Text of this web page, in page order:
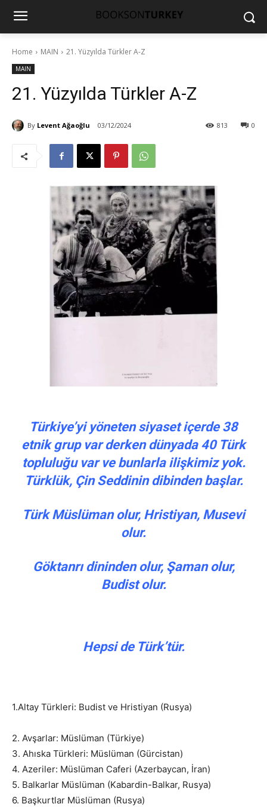
Home MAIN 21. Yüzyılda Türkler A-Z
MAIN
21. Yüzyılda Türkler A-Z
By Levent Ağaoğlu 03/12/2024 0
813
Türkiye’yi yöneten siyaset içerde 38
etnik grup var derken dünyada 40 Türk
topluluğu var ve bunlarla ilişkimiz yok.
Türklük, Çin Seddinin dibinden başlar.
Türk Müslüman olur, Hristiyan, Musevi
olur.
Göktanrı dininden olur, Şaman olur,
Budist olur.
Hepsi de Türk’tür.
1.Altay Türkleri: Budist ve Hristiyan (Rusya)
2. Avşarlar: Müslüman (Türkiye)
3. Ahıska Türkleri: Müslüman (Gürcistan)
4. Azeriler: Müslüman Caferi (Azerbaycan, İran)
5. Balkarlar Müslüman (Kabardin-Balkar, Rusya)
6. Başkurtlar Müslüman (Rusya)